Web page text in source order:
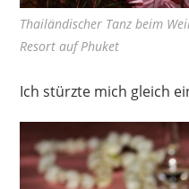
Thailändischer Tanz beim
Resort auf Phuket
Ich stürzte mich gleich